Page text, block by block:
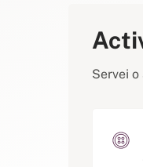
Servei